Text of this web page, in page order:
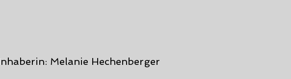
Melanie Hechenberger